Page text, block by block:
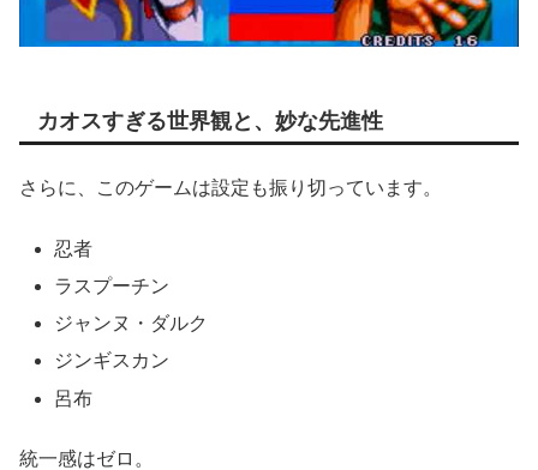
カオスすぎる世界観と、妙な先進性
さらに、このゲームは設定も振り切っています。
忍者
ラスプーチン
ジャンヌ・ダルク
ジンギスカン
呂布
統一感はゼロ。